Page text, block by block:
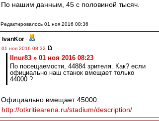
По нашим данным, 45 с половиной тысяч.
Редактировалось 01 ноя 2016 08:36
IvanKor -
01 ноя 2016 08:32
Ilnur83 » 01 ноя 2016 08:23
По посещаемости, 44884 зрителя. Как? если
официально наш станок вмещает только
44000 ?
Официально вмещает 45000:
http://otkritiearena.ru/stadium/description/